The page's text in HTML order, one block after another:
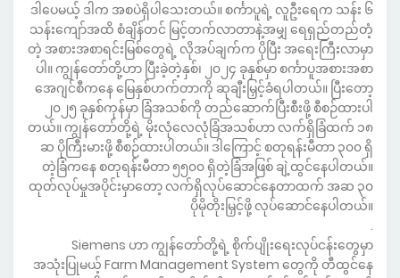
ဒါပေမယ့် ဒါက အစပဲရှိပါသေးတယ်။ စင်္ကာပူရဲ့ လူဦးရေက သန်း ၆
သန်းကျော်အထိ စံချိန်တင် မြင့်တက်လာတာနဲ့အမျှ ရေရှည်တည်တံ့
တဲ့ အစားအစာရင်းမြစ်တွေရဲ့ လိုအပ်ချက်က ပိုပြီး အရေးကြီးလာမှာ
ပါ။ ကျွန်တော်တို့ဟာ ပြီးခဲ့တဲ့နှစ်၊ ၂၀၂၄ ခုနှစ်မှာ စင်္ကာပူအစားအစာ
အေဂျင်စီကနေ မြေနှစ်ဟက်တာကို ဆုချီးမြှင့်ခံရပါတယ်။ ပြီးတော့
၂၀၂၅ ခုနှစ်ကုန်မှာ ခြံအသစ်ကို တည်ဆောက်ပြီးစီးဖို့ စီစဉ်ထားပါ
တယ်။ ကျွန်တော်တို့ရဲ့ မိုးလုံလေလုံခြံအသစ်ဟာ လက်ရှိခြံထက် ၁၈
ဆ ပိုကြီးမားဖို့ စီစဉ်ထားပါတယ်။ ဒါကြောင့် စတုရန်းမီတာ ၃၀၀ ရှိ
တဲ့ခြံကနေ စတုရန်းမီတာ ၅၅၀၀ ရှိတဲ့ခြံအဖြစ် ချဲ့ထွင်နေပါတယ်။
ထုတ်လုပ်မှုအပိုင်းမှာတော့ လက်ရှိလုပ်ဆောင်နေတာထက် အဆ ၃၀
ပိုမိုတိုးမြှင့်ဖို့ လုပ်ဆောင်နေပါတယ်။
.
Siemens ဟာ ကျွန်တော်တို့ရဲ့ စိုက်ပျိုးရေးလုပ်ငန်းတွေမှာ
အသုံးပြုမယ့် Farm Management System တွေကို တီထွင်နေ